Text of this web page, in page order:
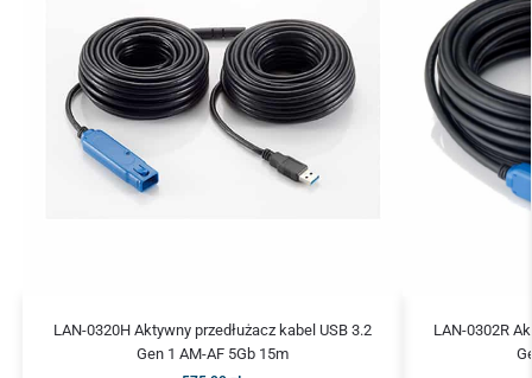
LAN-0320H Aktywny przedłużacz kabel USB 3.2
Gen 1 AM-AF 5Gb 15m
LAN-0302R